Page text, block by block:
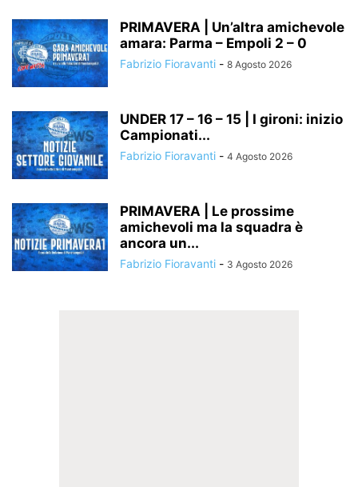
PRIMAVERA | Un’altra amichevole
amara: Parma – Empoli 2 – 0
Fabrizio Fioravanti - 8 Agosto 2026
UNDER 17 – 16 – 15 | I gironi: inizio
Campionati...
Fabrizio Fioravanti - 4 Agosto 2026
PRIMAVERA | Le prossime
amichevoli ma la squadra è
ancora un...
Fabrizio Fioravanti - 3 Agosto 2026